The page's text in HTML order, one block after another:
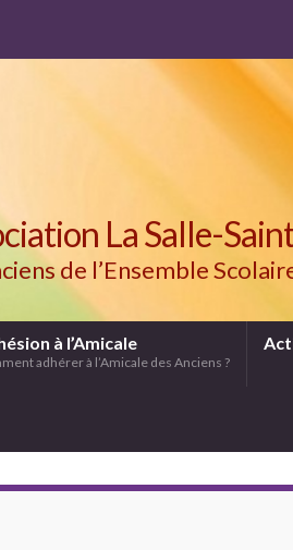
La Salle-
de l’Ensemble
à l’Amicale
adhérer à l’Amicale des Anciens ?